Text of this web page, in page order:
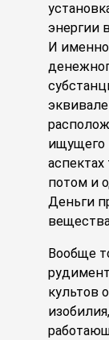
энергии
И
ищущего
потом и
Деньги
Вообще
культов